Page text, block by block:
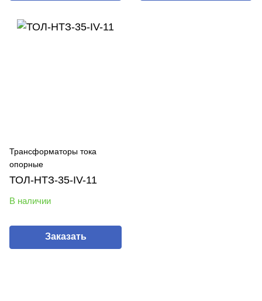
Трансформаторы тока
опорные
ТОЛ-НТЗ-35-IV-11
В наличии
Заказать